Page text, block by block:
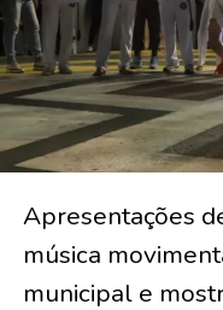
Apresentações
música
municipal e